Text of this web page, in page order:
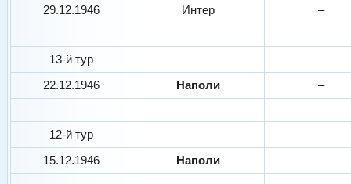
29.12.1946
Интер –
13-й тур
22.12.1946
Наполи –
12-й тур
15.12.1946
Наполи –